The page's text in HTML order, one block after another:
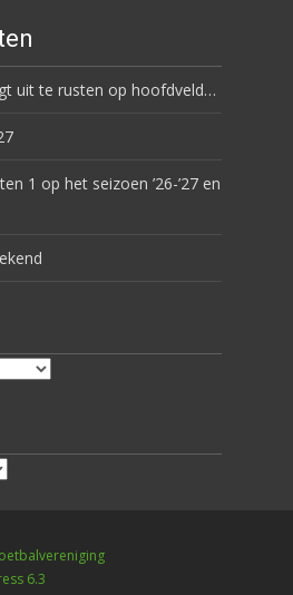
uit te rusten op hoofdveld…
1 op het seizoen ’26-’27 en
6.3